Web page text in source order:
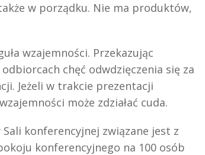
w porządku. Nie ma produktów,
wzajemności. Przekazując
chęć odwdzięczenia się za
Jeżeli w trakcie prezentacji
może zdziałać cuda.
konferencyjnej związane jest z
konferencyjnego na 100 osób